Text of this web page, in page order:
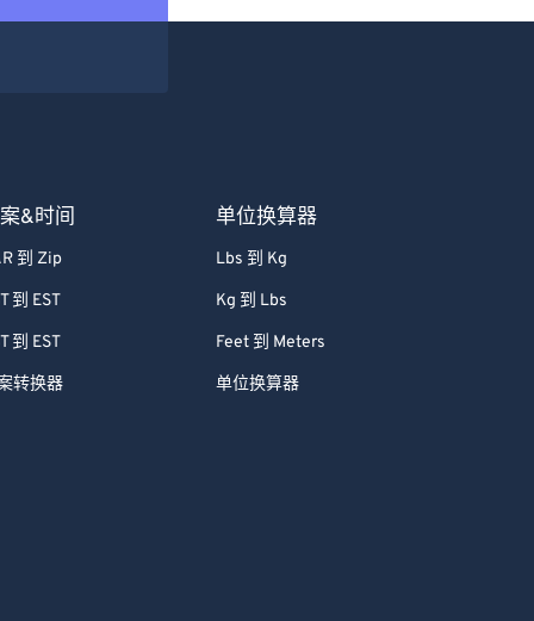
&时间
到 Zip
到 EST
到 EST
转换器
单位换算器
Lbs 到 Kg
Kg 到 Lbs
Feet 到 Meters
单位换算器